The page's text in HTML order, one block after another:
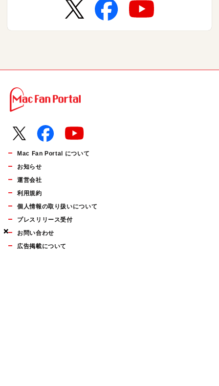
×
×
×
Mac Fan Portal について
お知らせ
運営会社
利用規約
個人情報の取り扱いについて
プレスリリース受付
お問い合わせ
広告掲載について